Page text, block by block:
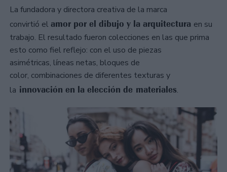
La fundadora y directora creativa de la marca
convirtió el amor por el dibujo y la arquitectura en su
trabajo. El resultado fueron colecciones en las que prima
esto como fiel reflejo: con el uso de piezas
asimétricas, líneas netas, bloques de
color, combinaciones de diferentes texturas y
la innovación en la elección de materiales.